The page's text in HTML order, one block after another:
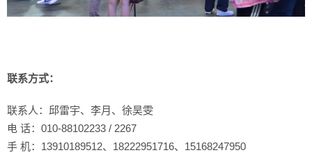
联系方式：
联系人：邱雷宇、李月、徐昊雯
电 话：010-88102233 / 2267
手 机：13910189512、18222951716、15168247950